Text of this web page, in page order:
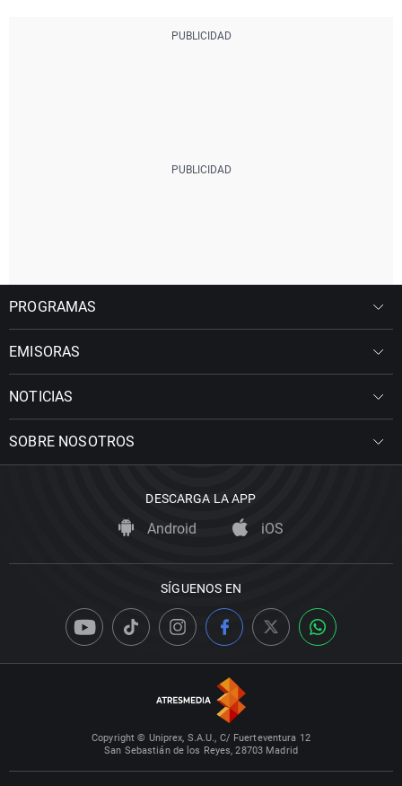
PROGRAMAS
EMISORAS
NOTICIAS
SOBRE NOSOTROS
DESCARGA LA APP
Android iOS
SÍGUENOS EN
Copyright © Uniprex, S.A.U., C/ Fuerteventura 12
San Sebastián de los Reyes, 28703 Madrid